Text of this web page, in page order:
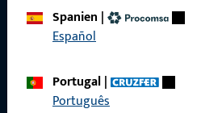
Spanien |
Español
Portugal|
Português